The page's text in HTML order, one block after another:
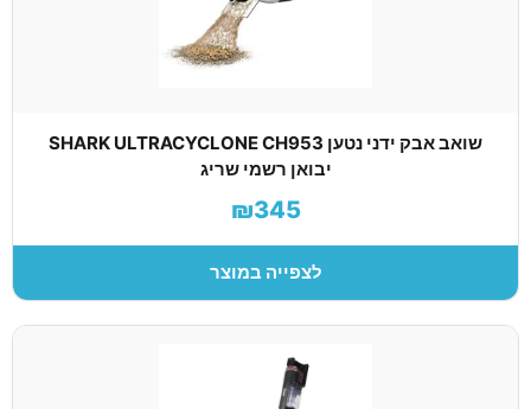
שואב אבק ידני נטען SHARK ULTRACYCLONE CH953
יבואן רשמי שריג
₪345
לצפייה במוצר